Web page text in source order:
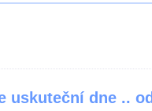
uskuteční dne .. od